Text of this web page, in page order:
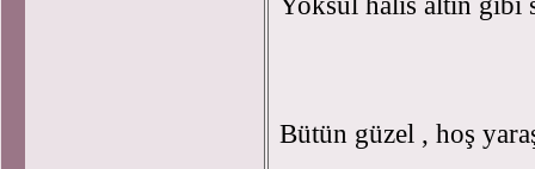
Bütün güzel , hoş